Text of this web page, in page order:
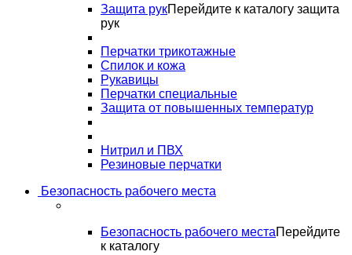
Защита рукПерейдите к каталогу защита
рук
Перчатки трикотажные
Спилок и кожа
Рукавицы
Перчатки специальные
Защита от повышенных температур
Нитрил и ПВХ
Резиновые перчатки
Безопасность рабочего места
Безопасность рабочего местаПерейдите
к каталогу